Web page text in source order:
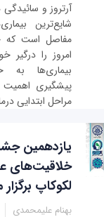
آرتروز و
شایع‌ترین
مفاصل است که
امروز را درگیر
بیماری‌ها
پیشگیری
مراحل ابتدایی
یازدهمین
خلاقیت‌های
لکوکاپ
بهنام علیمحمدی